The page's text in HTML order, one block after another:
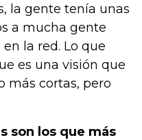
la gente tenía unas
a mucha gente
la red. Lo que
es una visión que
más cortas, pero
son los que más